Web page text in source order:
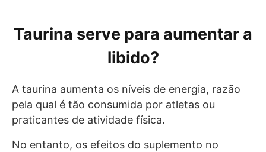
Taurina serve para aumentar a
libido?
A taurina aumenta os níveis de energia, razão
pela qual é tão consumida por atletas ou
praticantes de atividade física.
No entanto, os efeitos do suplemento no